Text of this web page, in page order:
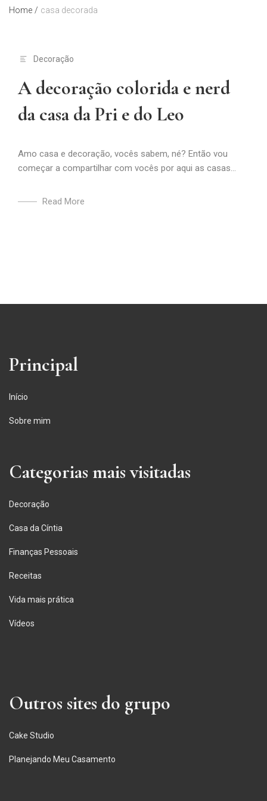
Home / casa decorada
Decoração
A decoração colorida e nerd
da casa da Pri e do Leo
Amo casa e decoração, vocês sabem, né? Então vou
começar a compartilhar com vocês por aqui as casas...
Read More
Principal
Início
Sobre mim
Categorias mais visitadas
Decoração
Casa da Cíntia
Finanças Pessoais
Receitas
Vida mais prática
Vídeos
Outros sites do grupo
Cake Studio
Planejando Meu Casamento